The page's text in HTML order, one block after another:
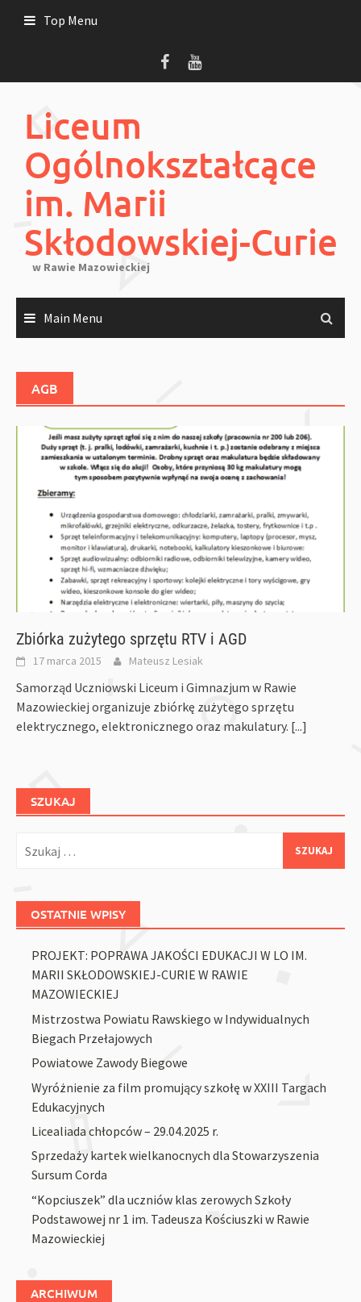
Top Menu
Liceum
Ogólnokształcące
im. Marii
Skłodowskiej-Curie
w Rawie Mazowieckiej
Main Menu
AGB
Zbiórka zużytego sprzętu RTV i AGD
17 marca 2015 Mateusz Lesiak
Samorząd Uczniowski Liceum i Gimnazjum w Rawie
Mazowieckiej organizuje zbiórkę zużytego sprzętu
elektrycznego, elektronicznego oraz makulatury. [...]
SZUKAJ
OSTATNIE WPISY
PROJEKT: POPRAWA JAKOŚCI EDUKACJI W LO IM.
MARII SKŁODOWSKIEJ-CURIE W RAWIE
MAZOWIECKIEJ
Mistrzostwa Powiatu Rawskiego w Indywidualnych
Biegach Przełajowych
Powiatowe Zawody Biegowe
Wyróżnienie za film promujący szkołę w XXIII Targach
Edukacyjnych
Licealiada chłopców – 29.04.2025 r.
Sprzedaży kartek wielkanocnych dla Stowarzyszenia
Sursum Corda
“Kopciuszek” dla uczniów klas zerowych Szkoły
Podstawowej nr 1 im. Tadeusza Kościuszki w Rawie
Mazowieckiej
ARCHIWUM